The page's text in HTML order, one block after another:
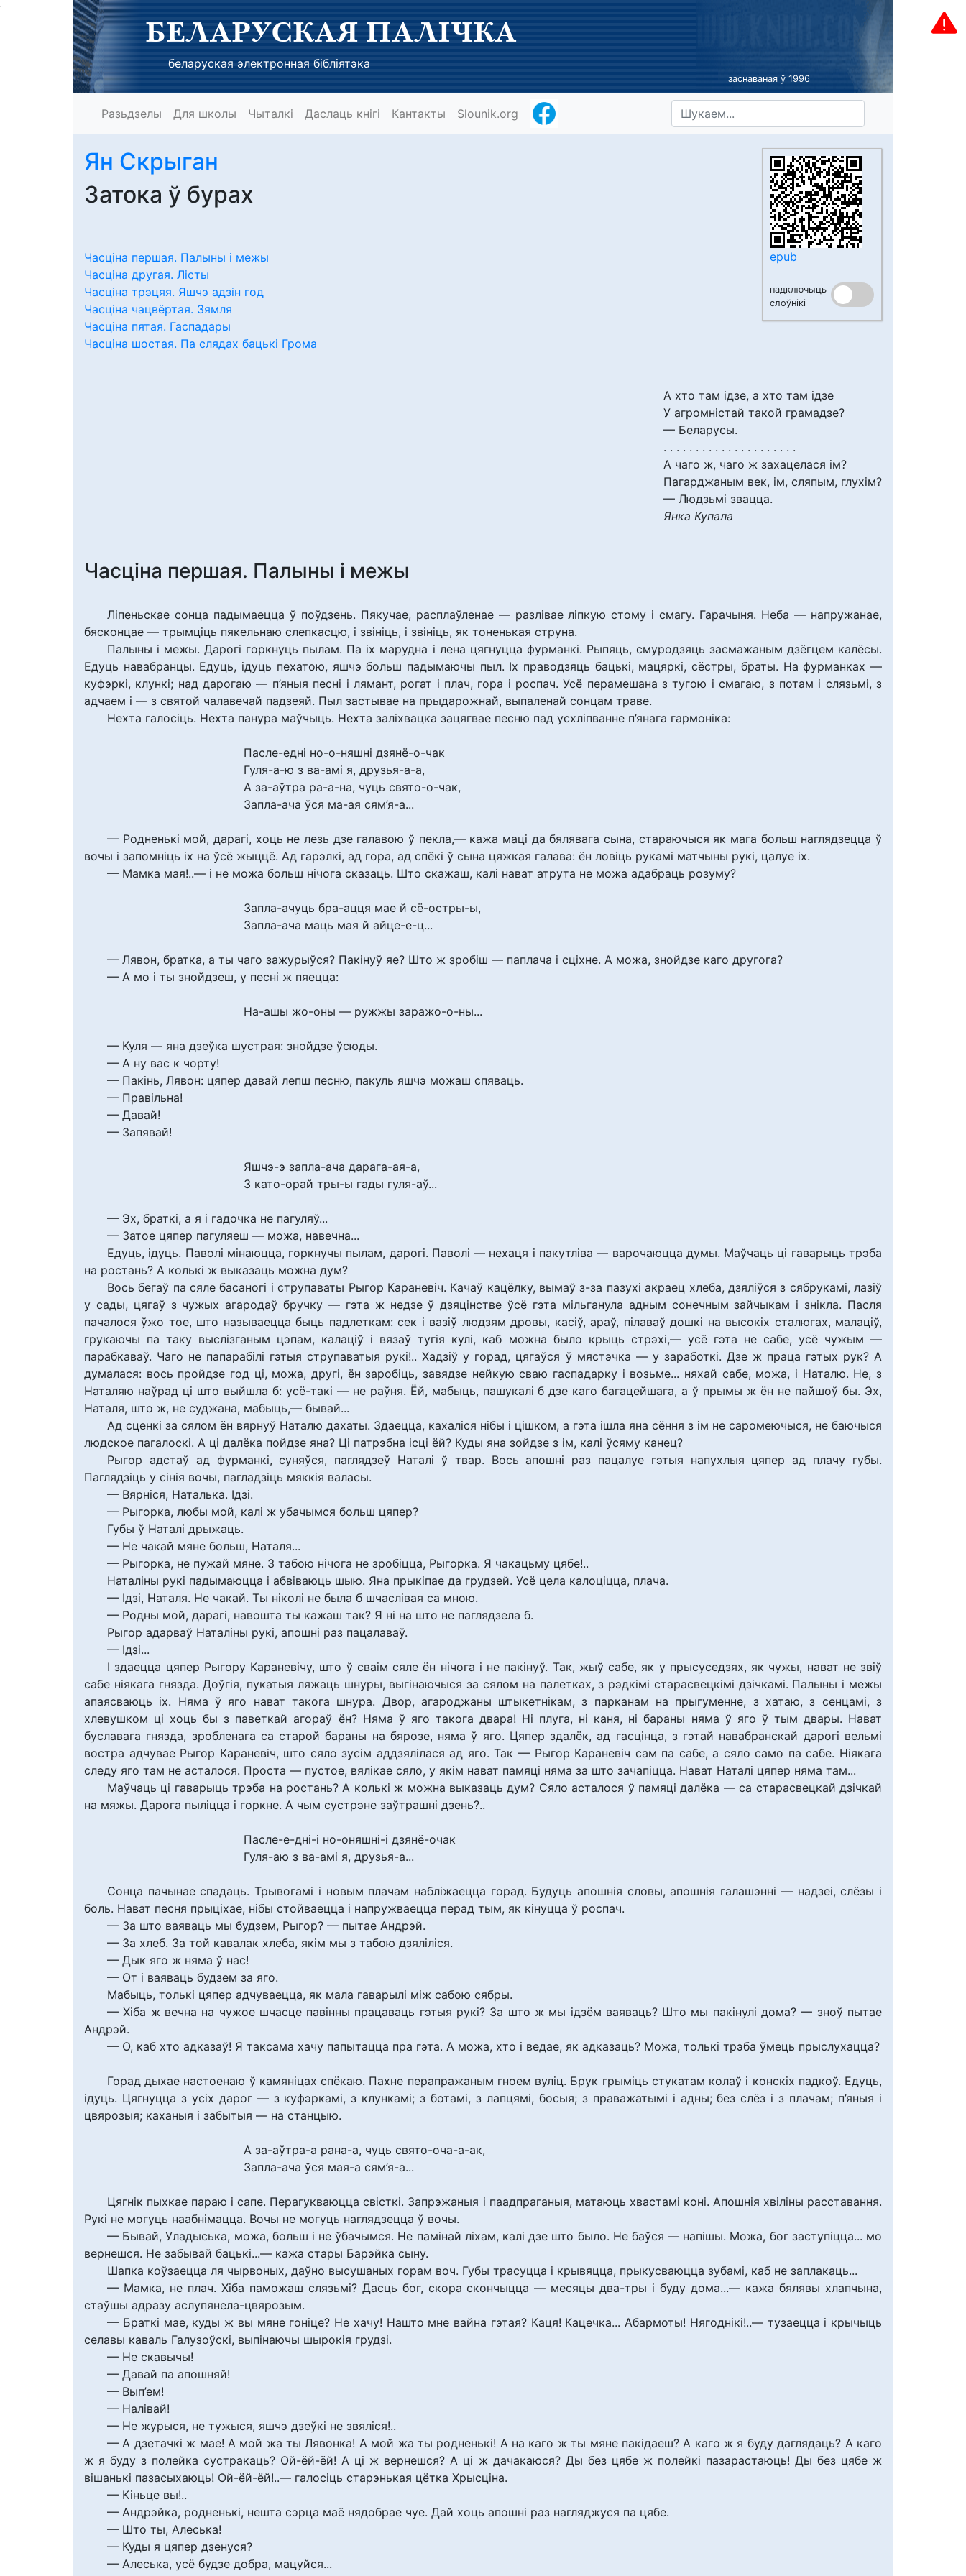
БЕЛАРУСКАЯ ПАЛІЧКА
беларуская электронная бібліятэка
заснаваная ў 1996
Разьдзелы Для школы Чыталкі Даслаць кнігі Кантакты Slounik.org
epub
падключыць
слоўнікі
Ян Скрыган
Затока ў бурах
Часціна першая. Палыны і межы
Часціна другая. Лісты
Часціна трэцяя. Яшчэ адзін год
Часціна чацвёртая. Зямля
Часціна пятая. Гаспадары
Часціна шостая. Па слядах бацькі Грома
А хто там ідзе, а хто там ідзе
У агромністай такой грамадзе?
— Беларусы.
. . . . . . . . . . . . . . . . . . . . .
А чаго ж, чаго ж захацелася ім?
Пагарджаным век, ім, сляпым, глухім?
— Людзьмі звацца.
Янка Купала
Часціна першая. Палыны і межы
Ліпеньскае сонца падымаецца ў поўдзень. Пякучае, расплаўленае — разлівае ліпкую стому і смагу. Гарачыня. Неба — напружанае,
бясконцае — трымціць пякельнаю слепкасцю, і звініць, і звініць, як тоненькая струна.
Палыны і межы. Дарогі горкнуць пылам. Па іх марудна і лена цягнуцца фурманкі. Рыпяць, смуродзяць засмажаным дзёгцем калёсы.
Едуць навабранцы. Едуць, ідуць пехатою, яшчэ больш падымаючы пыл. Іх праводзяць бацькі, мацяркі, сёстры, браты. На фурманках —
куфэркі, клункі; над дарогаю — п’яныя песні і лямант, рогат і плач, гора і роспач. Усё перамешана з тугою і смагаю, з потам і слязьмі, з
адчаем і — з святой чалавечай падзеяй. Пыл застывае на прыдарожнай, выпаленай сонцам траве.
Нехта галосіць. Нехта панура маўчыць. Нехта заліхвацка зацягвае песню пад усхліпванне п’янага гармоніка:
Пасле-едні но-о-няшні дзянё-о-чак
Гуля-а-ю з ва-амі я, друзья-а-а,
А за-аўтра ра-а-на, чуць свято-о-чак,
Запла-ача ўся ма-ая сям’я-а...
— Родненькі мой, дарагі, хоць не лезь дзе галавою ў пекла,— кажа маці да бялявага сына, стараючыся як мага больш наглядзецца ў
вочы і запомніць іх на ўсё жыццё. Ад гарэлкі, ад гора, ад спёкі ў сына цяжкая галава: ён ловіць рукамі матчыны рукі, цалуе іх.
— Мамка мая!..— і не можа больш нічога сказаць. Што скажаш, калі нават атрута не можа адабраць розуму?
Запла-ачуць бра-ацця мае й сё-остры-ы,
Запла-ача маць мая й айце-е-ц...
— Лявон, братка, а ты чаго зажурыўся? Пакінуў яе? Што ж зробіш — паплача і сціхне. А можа, знойдзе каго другога?
— А мо і ты знойдзеш, у песні ж пяецца:
На-ашы жо-оны — ружжы заражо-о-ны...
— Куля — яна дзеўка шустрая: знойдзе ўсюды.
— А ну вас к чорту!
— Пакінь, Лявон: цяпер давай лепш песню, пакуль яшчэ можаш спяваць.
— Правільна!
— Давай!
— Запявай!
Яшчэ-э запла-ача дарага-ая-а,
З като-орай тры-ы гады гуля-аў...
— Эх, браткі, а я і гадочка не пагуляў...
— Затое цяпер пагуляеш — можа, навечна...
Едуць, ідуць. Паволі мінаюцца, горкнучы пылам, дарогі. Паволі — нехаця і пакутліва — варочаюцца думы. Маўчаць ці гаварыць трэба
на ростань? А колькі ж выказаць можна дум?
Вось бегаў па сяле басаногі і струпаваты Рыгор Караневіч. Качаў кацёлку, вымаў з-за пазухі акраец хлеба, дзяліўся з сябрукамі, лазіў
у сады, цягаў з чужых агародаў бручку — гэта ж недзе ў дзяцінстве ўсё гэта мільганула адным сонечным зайчыкам і знікла. Пасля
пачалося ўжо тое, што называецца быць падлеткам: сек і вазіў людзям дровы, касіў, араў, пілаваў дошкі на высокіх сталюгах, малаціў,
грукаючы па таку выслізганым цэпам, калаціў і вязаў тугія кулі, каб можна было крыць стрэхі,— усё гэта не сабе, усё чужым —
парабкаваў. Чаго не папарабілі гэтыя струпаватыя рукі!.. Хадзіў у горад, цягаўся ў мястэчка — у заработкі. Дзе ж праца гэтых рук? А
думалася: вось пройдзе год ці, можа, другі, ён заробіць, завядзе нейкую сваю гаспадарку і возьме... няхай сабе, можа, і Наталю. Не, з
Наталяю наўрад ці што выйшла б: усё-такі — не раўня. Ёй, мабыць, пашукалі б дзе каго багацейшага, а ў прымы ж ён не пайшоў бы. Эх,
Наталя, што ж, не суджана, мабыць,— бывай...
Ад сценкі за сялом ён вярнуў Наталю дахаты. Здаецца, кахаліся нібы і цішком, а гэта ішла яна сёння з ім не саромеючыся, не баючыся
людское пагалоскі. А ці далёка пойдзе яна? Ці патрэбна ісці ёй? Куды яна зойдзе з ім, калі ўсяму канец?
Рыгор адстаў ад фурманкі, суняўся, паглядзеў Наталі ў твар. Вось апошні раз пацалуе гэтыя напухлыя цяпер ад плачу губы.
Паглядзіць у сінія вочы, пагладзіць мяккія валасы.
— Вярніся, Наталька. Ідзі.
— Рыгорка, любы мой, калі ж убачымся больш цяпер?
Губы ў Наталі дрыжаць.
— Не чакай мяне больш, Наталя...
— Рыгорка, не пужай мяне. З табою нічога не зробіцца, Рыгорка. Я чакацьму цябе!..
Наталіны рукі падымаюцца і абвіваюць шыю. Яна прыкіпае да грудзей. Усё цела калоціцца, плача.
— Ідзі, Наталя. Не чакай. Ты ніколі не была б шчаслівая са мною.
— Родны мой, дарагі, навошта ты кажаш так? Я ні на што не паглядзела б.
Рыгор адарваў Наталіны рукі, апошні раз пацалаваў.
— Ідзі...
І здаецца цяпер Рыгору Караневічу, што ў сваім сяле ён нічога і не пакінуў. Так, жыў сабе, як у прысуседзях, як чужы, нават не звіў
сабе ніякага гнязда. Доўгія, пукатыя ляжаць шнуры, выгінаючыся за сялом на палетках, з рэдкімі старасвецкімі дзічкамі. Палыны і межы
апаясваюць іх. Няма ў яго нават такога шнура. Двор, агароджаны штыкетнікам, з парканам на прыгуменне, з хатаю, з сенцамі, з
хлевушком ці хоць бы з паветкай агораў ён? Няма ў яго такога двара! Ні плуга, ні каня, ні бараны няма ў яго ў тым двары. Нават
буславага гнязда, зробленага са старой бараны на бярозе, няма ў яго. Цяпер здалёк, ад гасцінца, з гэтай навабранскай дарогі вельмі
востра адчувае Рыгор Караневіч, што сяло зусім аддзялілася ад яго. Так — Рыгор Караневіч сам па сабе, а сяло само па сабе. Ніякага
следу яго там не асталося. Проста — пустое, вялікае сяло, у якім нават памяці няма за што зачапіцца. Нават Наталі цяпер няма там...
Маўчаць ці гаварыць трэба на ростань? А колькі ж можна выказаць дум? Сяло асталося ў памяці далёка — са старасвецкай дзічкай
на мяжы. Дарога пыліцца і горкне. А чым сустрэне заўтрашні дзень?..
Пасле-е-дні-і но-оняшні-і дзянё-очак
Гуля-аю з ва-амі я, друзья-а...
Сонца пачынае спадаць. Трывогамі і новым плачам набліжаецца горад. Будуць апошнія словы, апошнія галашэнні — надзеі, слёзы і
боль. Нават песня прыціхае, нібы стойваецца і напружваецца перад тым, як кінуцца ў роспач.
— За што ваяваць мы будзем, Рыгор? — пытае Андрэй.
— За хлеб. За той кавалак хлеба, якім мы з табою дзяліліся.
— Дык яго ж няма ў нас!
— От і ваяваць будзем за яго.
Мабыць, толькі цяпер адчуваецца, як мала гаварылі між сабою сябры.
— Хіба ж вечна на чужое шчасце павінны працаваць гэтыя рукі? За што ж мы ідзём ваяваць? Што мы пакінулі дома? — зноў пытае
Андрэй.
— О, каб хто адказаў! Я таксама хачу папытацца пра гэта. А можа, хто і ведае, як адказаць? Можа, толькі трэба ўмець прыслухацца?
Горад дыхае настоенаю ў камяніцах спёкаю. Пахне перапражаным гноем вуліц. Брук грыміць стукатам колаў і конскіх падкоў. Едуць,
ідуць. Цягнуцца з усіх дарог — з куфэркамі, з клункамі; з ботамі, з лапцямі, босыя; з праважатымі і адны; без слёз і з плачам; п’яныя і
цвярозыя; каханыя і забытыя — на станцыю.
А за-аўтра-а рана-а, чуць свято-оча-а-ак,
Запла-ача ўся мая-а сям’я-а...
Цягнік пыхкае параю і сапе. Перагукваюцца свісткі. Запрэжаныя і паадпраганыя, матаюць хвастамі коні. Апошнія хвіліны расставання.
Рукі не могуць наабнімацца. Вочы не могуць наглядзецца ў вочы.
— Бывай, Уладыська, можа, больш і не ўбачымся. Не памінай ліхам, калі дзе што было. Не баўся — напішы. Можа, бог заступіцца... мо
вернешся. Не забывай бацькі...— кажа стары Барэйка сыну.
Шапка коўзаецца ля чырвоных, даўно высушаных горам воч. Губы трасуцца і крывяцца, прыкусваюцца зубамі, каб не заплакаць...
— Мамка, не плач. Хіба паможаш слязьмі? Дасць бог, скора скончыцца — месяцы два-тры і буду дома...— кажа бялявы хлапчына,
стаўшы адразу аслупянела-цвярозым.
— Браткі мае, куды ж вы мяне гоніце? Не хачу! Нашто мне вайна гэтая? Каця! Кацечка... Абармоты! Нягоднікі!..— тузаецца і крычыць
селавы каваль Галузоўскі, выпінаючы шырокія грудзі.
— Не скавычы!
— Давай па апошняй!
— Вып’ем!
— Налівай!
— Не журыся, не тужыся, яшчэ дзеўкі не звяліся!..
— А дзетачкі ж мае! А мой жа ты Лявонка! А мой жа ты родненькі! А на каго ж ты мяне пакідаеш? А каго ж я буду даглядаць? А каго
ж я буду з полейка сустракаць? Ой-ёй-ёй! А ці ж вернешся? А ці ж дачакаюся? Ды без цябе ж полейкі пазарастаюць! Ды без цябе ж
вішанькі пазасыхаюць! Ой-ёй-ёй!..— галосіць старэнькая цётка Хрысціна.
— Кіньце вы!..
— Андрэйка, родненькі, нешта сэрца маё нядобрае чуе. Дай хоць апошні раз нагляджуся па цябе.
— Што ты, Алеська!
— Куды я цяпер дзенуся?
— Алеська, усё будзе добра, мацуйся...